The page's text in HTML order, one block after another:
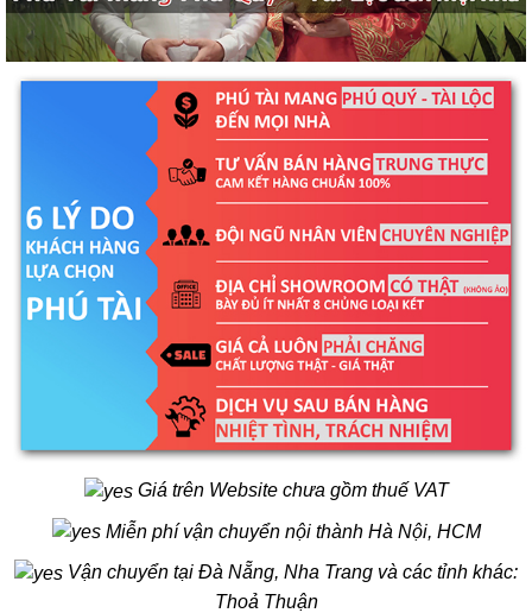
Giá trên Website chưa gồm thuế VAT
Miễn phí vận chuyển nội thành Hà Nội, HCM
Vận chuyển tại Đà Nẵng, Nha Trang và các tỉnh khác:
Thoả Thuận